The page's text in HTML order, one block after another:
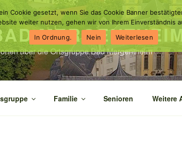
über die Ortsgruppe Bad Mergentheim
Familie Senioren Weitere
Cookie gesetzt, wenn Sie das Cookie Banner
weiter nutzen, gehen wir von Ihrem Einverständnis
In Ordnung.
Nein Weiterlesen